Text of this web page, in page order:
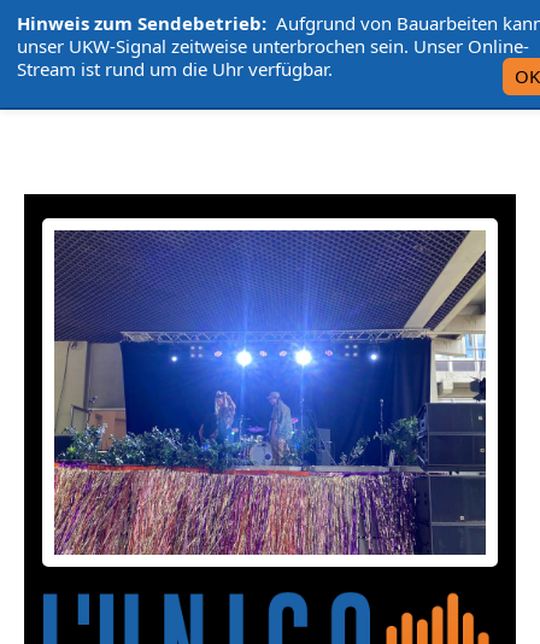
Hinweis zum Sendebetrieb: Aufgrund von Bauarbeiten
unser UKW-Signal zeitweise unterbrochen sein. Unser Online-
Stream ist rund um die Uhr verfügbar.
OK
L'UniCo